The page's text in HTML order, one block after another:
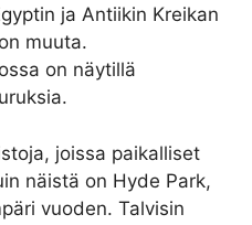
ja Antiikin Kreikan
muuta.
on näytillä
joissa paikalliset
näistä on Hyde Park,
vuoden. Talvisin